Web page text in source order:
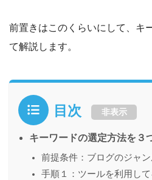
前置きはこのくらいにして、キ
て解説します。
目次 非表示
キーワードの選定方法を３
前提条件：ブログのジャ
手順１：ツールを利用し